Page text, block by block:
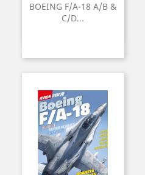
BOEING F/A-18 A/B &
C/D...